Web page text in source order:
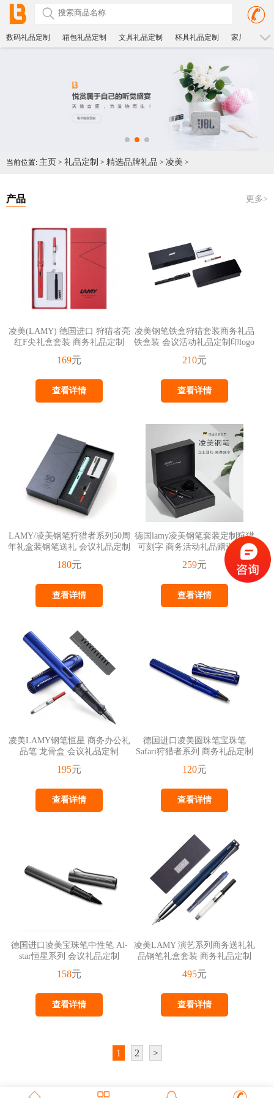
数码礼品定制 箱包礼品定制 文具礼品定制 杯具礼品定制 家居礼品定
当前位置: 主页 > 礼品定制 > 精选品牌礼品 > 凌美 >
产品 更多>
凌美(LAMY) 德国进口 狩猎者亮
红F尖礼盒套装 商务礼品定制
169元
查看详情
凌美钢笔铁盒狩猎套装商务礼品
铁盒装 会议活动礼品定制印logo
210元
查看详情
LAMY/凌美钢笔狩猎者系列50周
年礼盒装钢笔送礼 会议礼品定制
180元
查看详情
德国lamy凌美钢笔套装定制狩猎
可刻字 商务活动礼品赠送定制
259元
查看详情
凌美LAMY钢笔恒星 商务办公礼
品笔 龙骨盒 会议礼品定制
195元
查看详情
德国进口凌美圆珠笔宝珠笔
Safari狩猎者系列 商务礼品定制
120元
查看详情
德国进口凌美宝珠笔中性笔 Al-
star恒星系列 会议礼品定制
158元
查看详情
凌美LAMY 演艺系列商务送礼礼
品钢笔礼盒套装 商务礼品定制
495元
查看详情
1 2 >